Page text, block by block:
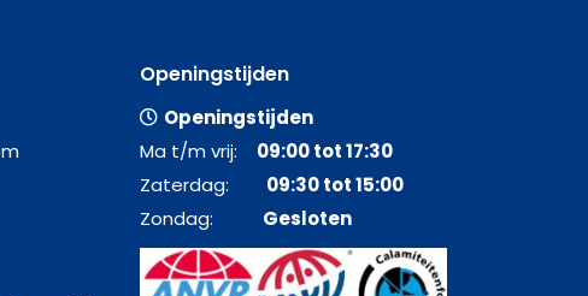
Openingstijden
Openingstijden
Ma t/m vrij: 09:00 tot 17:30
Zaterdag: 09:30 tot 15:00
Zondag: Gesloten